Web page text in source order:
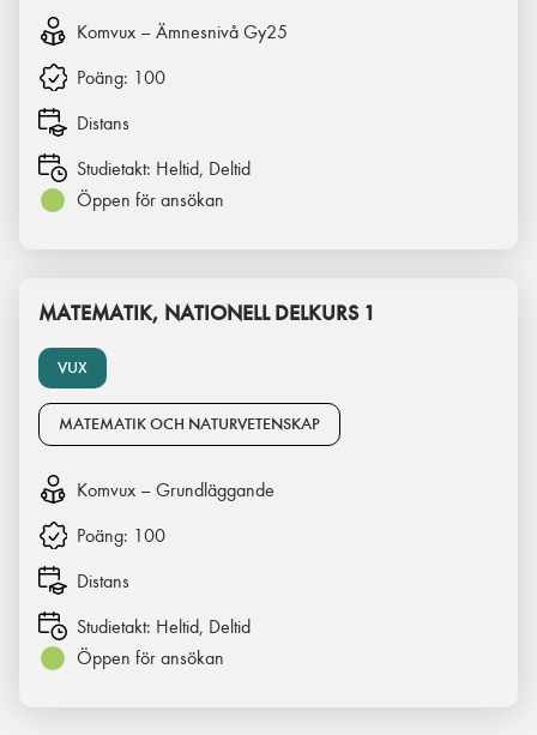
Komvux – Ämnesnivå Gy25
Poäng: 100
Distans
Studietakt: Heltid, Deltid
Öppen för ansökan
VUX
MATEMATIK, NATIONELL DELKURS 1
MATEMATIK OCH NATURVETENSKAP
Komvux – Grundläggande
Poäng: 100
Distans
Studietakt: Heltid, Deltid
Öppen för ansökan